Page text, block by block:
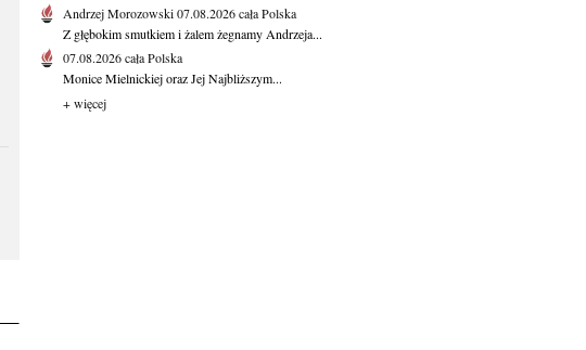
Andrzej Morozowski07.08.2026cała Polska
Z głębokim smutkiem i żalem żegnamy Andrzeja...
07.08.2026cała Polska
Monice Mielnickiej oraz Jej Najbliższym...
+ więcej